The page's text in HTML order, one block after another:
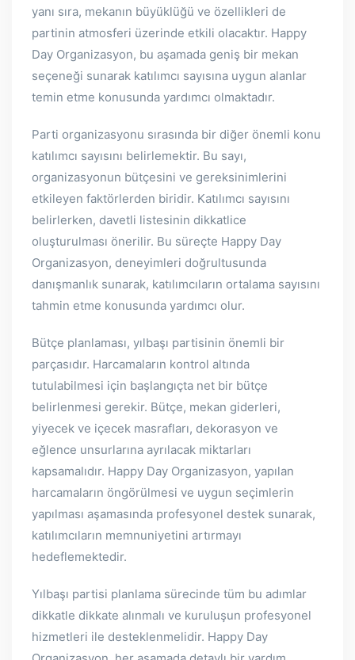
yanı sıra, mekanın büyüklüğü ve özellikleri de
partinin atmosferi üzerinde etkili olacaktır. Happy
Day Organizasyon, bu aşamada geniş bir mekan
seçeneği sunarak katılımcı sayısına uygun alanlar
temin etme konusunda yardımcı olmaktadır.
Parti organizasyonu sırasında bir diğer önemli konu
katılımcı sayısını belirlemektir. Bu sayı,
organizasyonun bütçesini ve gereksinimlerini
etkileyen faktörlerden biridir. Katılımcı sayısını
belirlerken, davetli listesinin dikkatlice
oluşturulması önerilir. Bu süreçte Happy Day
Organizasyon, deneyimleri doğrultusunda
danışmanlık sunarak, katılımcıların ortalama sayısını
tahmin etme konusunda yardımcı olur.
Bütçe planlaması, yılbaşı partisinin önemli bir
parçasıdır. Harcamaların kontrol altında
tutulabilmesi için başlangıçta net bir bütçe
belirlenmesi gerekir. Bütçe, mekan giderleri,
yiyecek ve içecek masrafları, dekorasyon ve
eğlence unsurlarına ayrılacak miktarları
kapsamalıdır. Happy Day Organizasyon, yapılan
harcamaların öngörülmesi ve uygun seçimlerin
yapılması aşamasında profesyonel destek sunarak,
katılımcıların memnuniyetini artırmayı
hedeflemektedir.
Yılbaşı partisi planlama sürecinde tüm bu adımlar
dikkatle dikkate alınmalı ve kuruluşun profesyonel
hizmetleri ile desteklenmelidir. Happy Day